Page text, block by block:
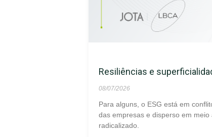
Resiliências e
08/07/2026
Para alguns, o ESG está em
das empresas e disperso em
radicalizado.